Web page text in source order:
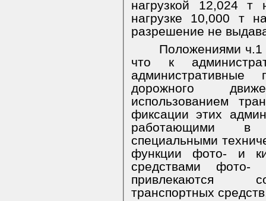
нагрузкой 12,024
нагрузке 10,000 т
разрешение не
Положениями
что к
дорожного
использованием
фиксации этих
работающими в
специальными
функции фото- и
средствами фото-
привлекаются
транспортных